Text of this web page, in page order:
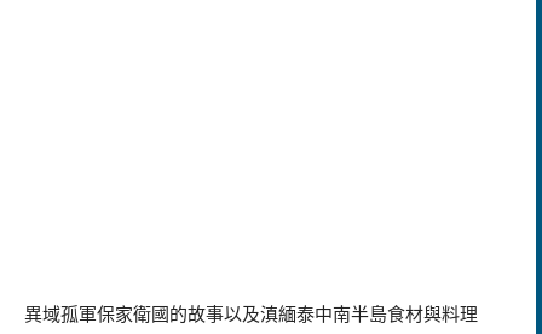
異域孤軍保家衛國的故事以及滇緬泰中南半島食材與料理